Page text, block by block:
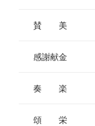
賛 美
感謝献金
奏 楽
頌 栄